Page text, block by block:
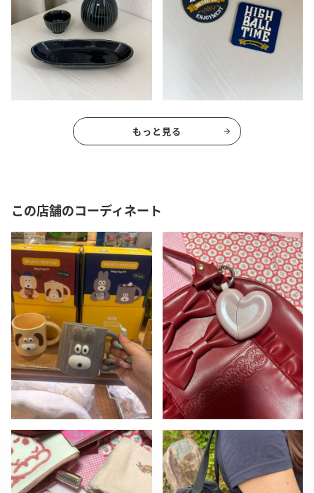
もっと見る
この店舗のコーディネート